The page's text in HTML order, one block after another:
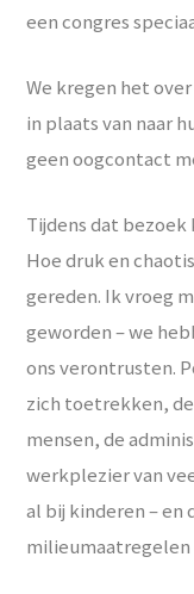
een congres
We kregen het
in plaats van naar
geen oogcontact
Tijdens dat
Hoe druk en
gereden. Ik vroeg
geworden – we
ons verontrusten.
zich toetrekken,
mensen, de
werkplezier van
al bij kinderen – en
milieumaatregelen